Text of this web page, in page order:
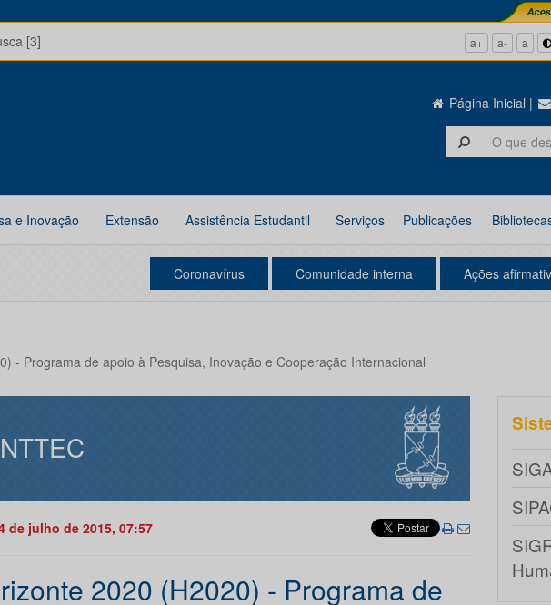
[3] a+ a- a
Página Inicial |
e Inovação Extensão Assistência Estudantil Serviços Publicações
Coronavírus Comunidade interna Ações
- Programa de apoio à Pesquisa, Inovação e Cooperação Internacional
de julho de 2015, 07:57
2020 (H2020) - Programa de